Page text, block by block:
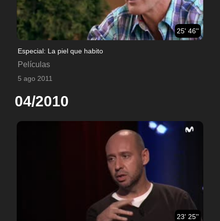
25' 46''
Especial: La piel que habito
Películas
5 ago 2011
04/2010
23' 25''